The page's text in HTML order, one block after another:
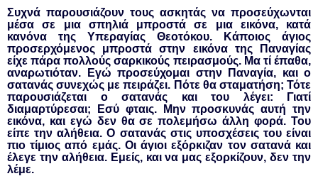
Συχνά παρουσιάζουν τους ασκητάς να προσεύχωνται
μέσα σε μια σπηλιά μπροστά σε μια εικόνα, κατά
κανόνα της Υπεραγίας Θεοτόκου. Κάποιος άγιος
προσερχόμενος μπροστά στην εικόνα της Παναγίας
είχε πάρα πολλούς σαρκικούς πειρασμούς. Μα τί έπαθα,
αναρωτιόταν. Εγώ προσεύχομαι στην Παναγία, και ο
σατανάς συνεχώς με πειράζει. Πότε θα σταματήση; Τότε
παρουσιάζεται ο σατανάς και του λέγει: Γιατί
διαμαρτύρεσαι; Εσύ φταις. Μην προσκυνάς αυτή την
εικόνα, και εγώ δεν θα σε πολεμήσω άλλη φορά. Του
είπε την αλήθεια. Ο σατανάς στις υποσχέσεις του είναι
πιο τίμιος από εμάς. Οι άγιοι εξόρκιζαν τον σατανά και
έλεγε την αλήθεια. Εμείς, και να μας εξορκίζουν, δεν την
λέμε.